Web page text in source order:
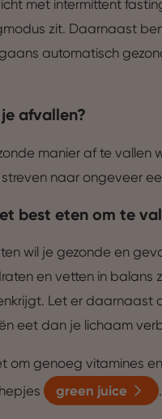
met intermittent
zit. Daarnaast
automatisch
afvallen?
manier af te vallen
naar ongeveer
best eten om te
wil je gezonde en
en vetten in
Let er daarnaast
eet dan je lichaam
om genoeg vitamines
green juice .